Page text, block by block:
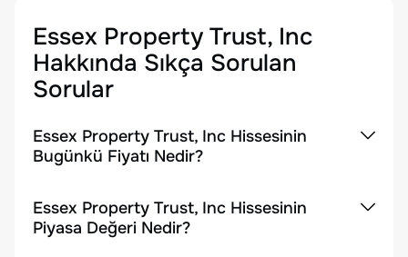
Essex Property Trust, Inc
Hakkında Sıkça Sorulan
Sorular
Essex Property Trust, Inc Hissesinin
Bugünkü Fiyatı Nedir?
Essex Property Trust, Inc Hissesinin
Piyasa Değeri Nedir?